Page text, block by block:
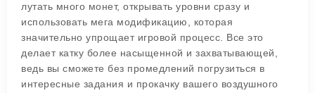
лутать много монет, открывать уровни сразу и
использовать мега модификацию, которая
значительно упрощает игровой процесс. Все это
делает катку более насыщенной и захватывающей,
ведь вы сможете без промедлений погрузиться в
интересные задания и прокачку вашего воздушного